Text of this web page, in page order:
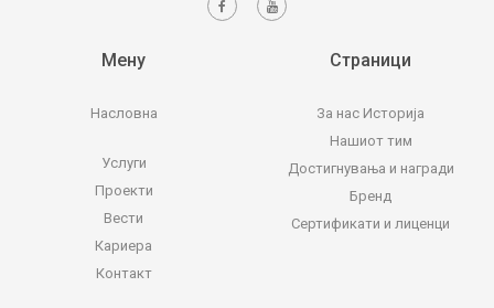
Мену
Насловна
Услуги
Проекти
Вести
Кариера
Контакт
Страници
За нас Историја
Нашиот тим
Достигнувања и награди
Бренд
Сертификати и лиценци